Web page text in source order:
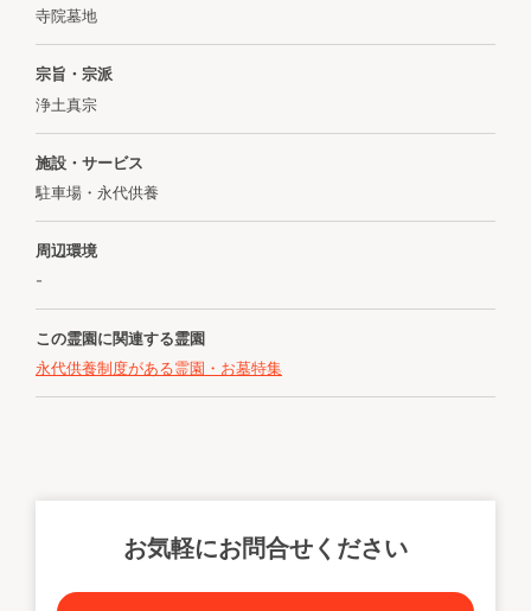
寺院墓地
宗旨・宗派
浄土真宗
施設・サービス
駐車場・永代供養
周辺環境
-
この霊園に関連する霊園
永代供養制度がある霊園・お墓特集
お気軽にお問合せください